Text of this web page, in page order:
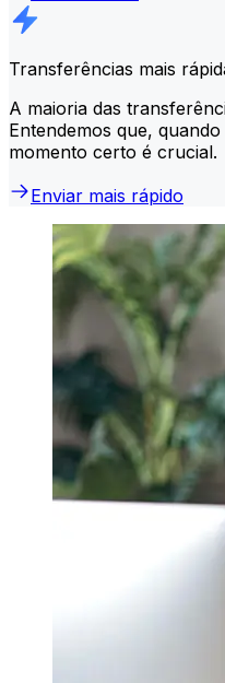
Transferências mais
A maioria das
Entendemos que,
momento certo é crucial.
Enviar mais rápido